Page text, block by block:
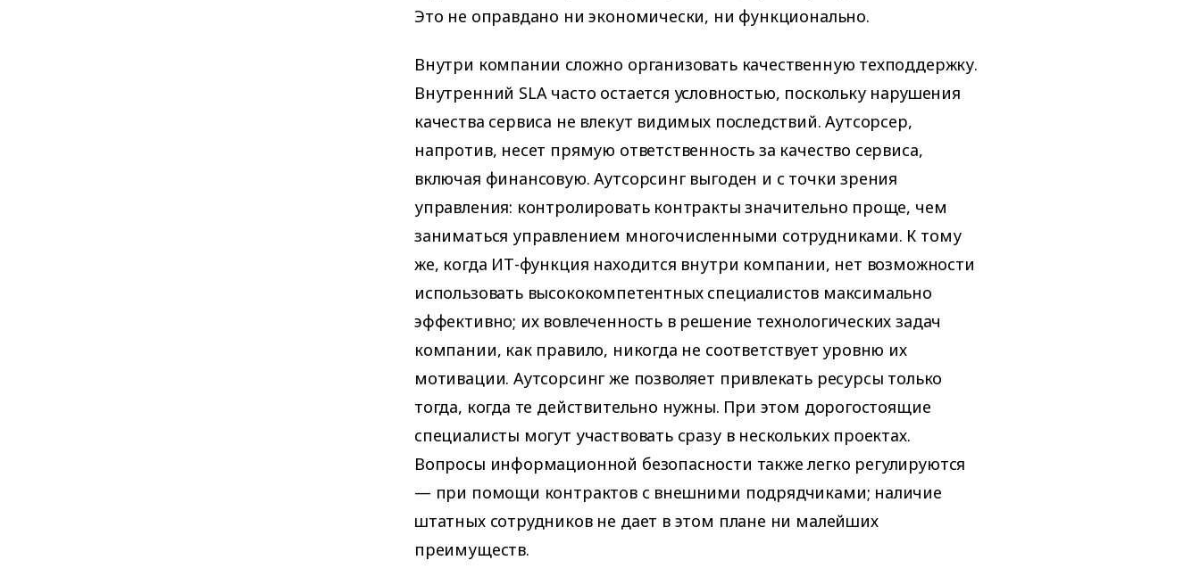
Это не оправдано ни экономически, ни функционально.
Внутри компании сложно организовать качественную техподдержку.
Внутренний SLA часто остается условностью, поскольку нарушения
качества сервиса не влекут видимых последствий. Аутсорсер,
напротив, несет прямую ответственность за качество сервиса,
включая финансовую. Аутсорсинг выгоден и с точки зрения
управления: контролировать контракты значительно проще, чем
заниматься управлением многочисленными сотрудниками. К тому
же, когда ИТ-функция находится внутри компании, нет возможности
использовать высококомпетентных специалистов максимально
эффективно; их вовлеченность в решение технологических задач
компании, как правило, никогда не соответствует уровню их
мотивации. Аутсорсинг же позволяет привлекать ресурсы только
тогда, когда те действительно нужны. При этом дорогостоящие
специалисты могут участвовать сразу в нескольких проектах.
Вопросы информационной безопасности также легко регулируются
— при помощи контрактов с внешними подрядчиками; наличие
штатных сотрудников не дает в этом плане ни малейших
преимуществ.